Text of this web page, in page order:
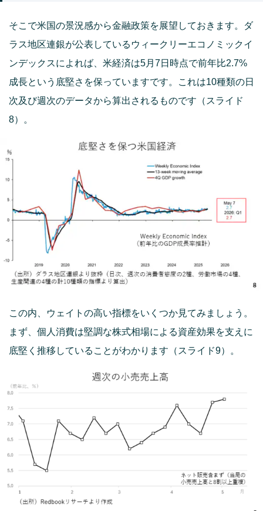
そこで米国の景況感から金融政策を展望しておきます。ダ
ラス地区連銀が公表しているウィークリーエコノミックイ
ンデックスによれば、米経済は5月7日時点で前年比2.7%
成長という底堅さを保っていますです。これは10種類の日
次及び週次のデータから算出されるものです（スライド
8）。
この内、ウェイトの高い指標をいくつか見てみましょう。
まず、個人消費は堅調な株式相場による資産効果を支えに
底堅く推移していることがわかります（スライド9）。